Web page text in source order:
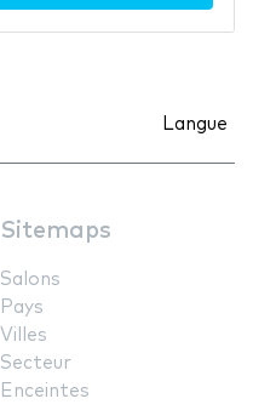
Langue
Sitemaps
Salons
Pays
Villes
Secteur
Enceintes